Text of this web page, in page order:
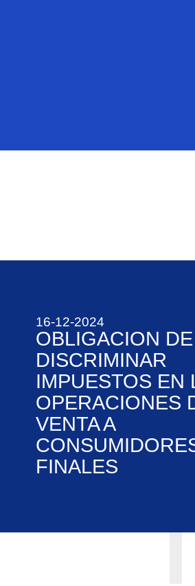
16-12-2024
OBLIGACION DE
DISCRIMINAR
IMPUESTOS EN
OPERACIONES
VENTA A
FINALES